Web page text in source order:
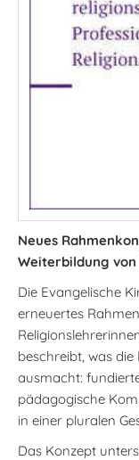
Neues
Weiterbildung
Die Evangelische
erneuertes
beschreibt, was
ausmacht:
pädagogische
in einer pluralen
Das Konzept